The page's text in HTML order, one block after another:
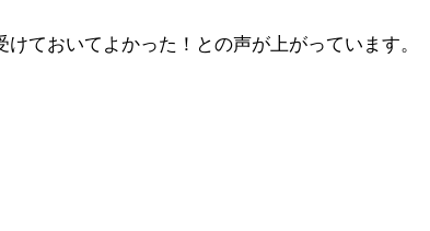
ておいてよかった！との声が上がっています。